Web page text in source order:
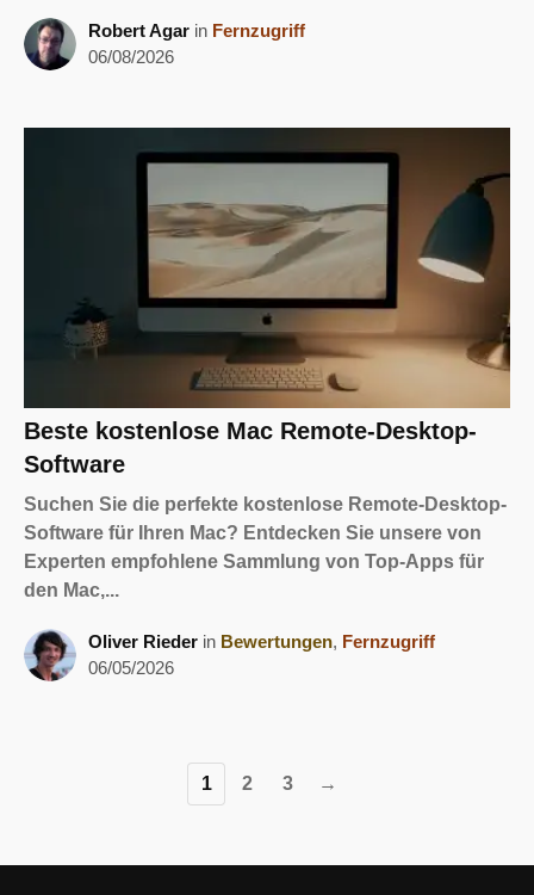
Robert Agar in Fernzugriff
06/08/2026
Beste kostenlose Mac Remote-Desktop-
Software
Suchen Sie die perfekte kostenlose Remote-Desktop-
Software für Ihren Mac? Entdecken Sie unsere von
Experten empfohlene Sammlung von Top-Apps für
den Mac,...
Oliver Rieder in Bewertungen, Fernzugriff
06/05/2026
1 2 3 →